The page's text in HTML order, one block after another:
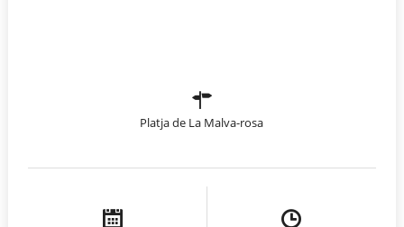
Platja de La Malva-rosa